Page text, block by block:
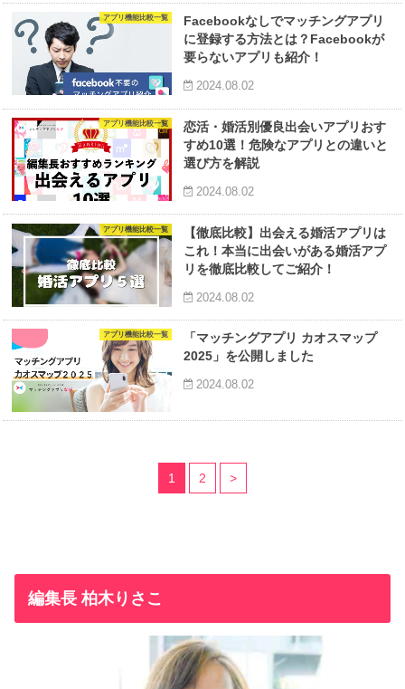
アプリ機能比較一覧
Facebookなしでマッチングアプリ
に登録する方法とは？Facebookが
要らないアプリも紹介！
2024.08.02
アプリ機能比較一覧
恋活・婚活別優良出会いアプリおす
すめ10選！危険なアプリとの違いと
選び方を解説
2024.08.02
アプリ機能比較一覧
【徹底比較】出会える婚活アプリは
これ！本当に出会いがある婚活アプ
リを徹底比較してご紹介！
2024.08.02
アプリ機能比較一覧
「マッチングアプリ カオスマップ
2025」を公開しました
2024.08.02
1 2 >
編集長 柏木りさこ